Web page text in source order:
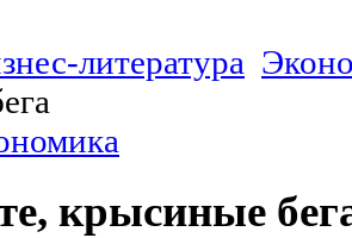
литература
крысиные